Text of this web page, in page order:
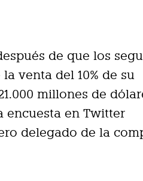
de que los
venta del 10% de su
millones de
encuesta en Twitter
delegado de la